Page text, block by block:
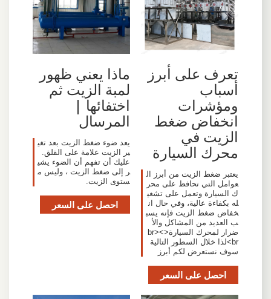
تعرف على أبرز
أسباب
ومؤشرات
انخفاض ضغط
الزيت في
محرك السيارة
يعتبر ضغط الزيت من أبرز ال
عوامل التي تحافظ على محر
ك السيارة وتعمل على تشغي
له بكفاءة عالية، وفي حال ان
خفاض ضغط الزيت فإنه يسب
ب العديد من المشاكل والأ
ضرار لمحرك السيارة<br><
br>لذا خلال السطور التالية
سوف نستعرض لكم أبرز
احصل على السعر
ماذا يعني ظهور
لمبة الزيت ثم
اختفائها |
المرسال
يعد ضوء ضغط الزيت بعد تغي
ير الزيت علامة على القلق.
عليك أن تفهم أن الضوء يشي
ر إلى ضغط الزيت ، وليس م
ستوى الزيت.
احصل على السعر